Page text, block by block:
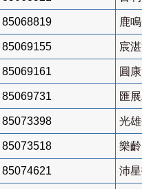
85068819 鹿
85069155 宸
85069161 圓
85069731 匯
85073398 光
85073518 樂
85074621 沛